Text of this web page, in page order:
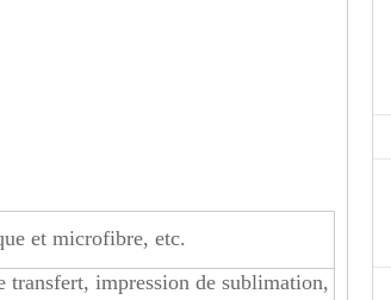
et microfibre, etc.
transfert, impression de sublimation,